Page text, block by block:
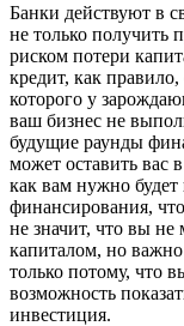
Банки действуют в
не только получить
риском потери
кредит, как
которого у
ваш бизнес не
будущие раунды
может оставить вас
как вам нужно
финансирования,
не значит, что вы
капиталом, но
только потому, что
возможность
инвестиция.